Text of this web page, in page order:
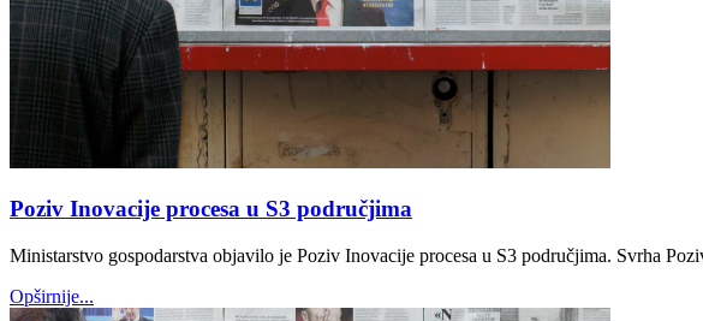
Poziv Inovacije procesa u S3 područjima
Ministarstvo gospodarstva objavilo je Poziv Inovacije procesa u S3 područjima. Svrha
Opširnije...